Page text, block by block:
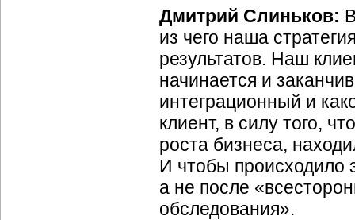
Дмитрий Слиньков:
из чего наша
результатов. Наш
начинается и
интеграционный и
клиент, в силу того,
роста бизнеса,
И чтобы происходило
а не после
обследования».